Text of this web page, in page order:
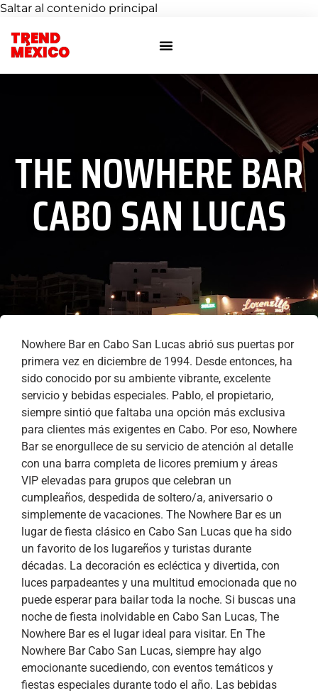
Saltar al contenido principal
TREND
MÉXICO
THE NOWHERE BAR
CABO SAN LUCAS
Nowhere Bar en Cabo San Lucas abrió sus puertas por
primera vez en diciembre de 1994. Desde entonces, ha
sido conocido por su ambiente vibrante, excelente
servicio y bebidas especiales. Pablo, el propietario,
siempre sintió que faltaba una opción más exclusiva
para clientes más exigentes en Cabo. Por eso, Nowhere
Bar se enorgullece de su servicio de atención al detalle
con una barra completa de licores premium y áreas
VIP elevadas para grupos que celebran un
cumpleaños, despedida de soltero/a, aniversario o
simplemente de vacaciones. The Nowhere Bar es un
lugar de fiesta clásico en Cabo San Lucas que ha sido
un favorito de los lugareños y turistas durante
décadas. La decoración es ecléctica y divertida, con
luces parpadeantes y una multitud emocionada que no
puede esperar para bailar toda la noche. Si buscas una
noche de fiesta inolvidable en Cabo San Lucas, The
Nowhere Bar es el lugar ideal para visitar. En The
Nowhere Bar Cabo San Lucas, siempre hay algo
emocionante sucediendo, con eventos temáticos y
fiestas especiales durante todo el año. Las bebidas